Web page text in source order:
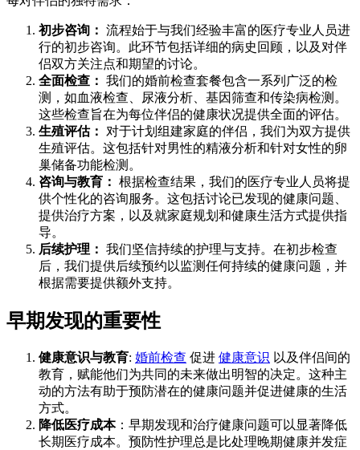
初步咨询： 流程始于与我们经验丰富的医疗专业人员进
行的初步咨询。此环节包括详细的病史回顾，以及对伴
侣双方关注点和期望的讨论。
全面检查： 我们的婚前检查套餐包含一系列广泛的检
测，如血液检查、尿液分析、基因筛查和传染病检测。
这些检查旨在为每位伴侣的健康状况提供全面的评估。
生殖评估：
对于计划组建家庭的伴侣，我们为双方提供
生殖评估。这包括针对男性的精液分析和针对女性的卵
巢储备功能检测。
咨询与教育： 根据检查结果，我们的医疗专业人员将提
供个性化的咨询服务。这包括讨论已发现的健康问题、
提供治疗方案，以及就家庭规划和健康生活方式提供指
导。
后续护理： 我们坚信持续的护理与支持。在初步检查
后，我们提供后续预约以监测任何持续的健康问题，并
根据需要提供额外支持。
早期发现的重要性
健康意识与教育: 婚前检查 促进 健康意识 以及伴侣间的
教育，赋能他们为共同的未来做出明智的决定。这种主
动的方法有助于预防潜在的健康问题并促进健康的生活
方式。
降低医疗成本：早期发现和治疗健康问题可以显著降低
长期医疗成本。预防性护理总是比处理晚期健康并发症